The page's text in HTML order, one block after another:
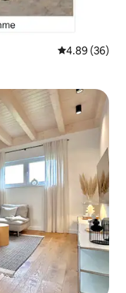
Calificación
4.89 (36)